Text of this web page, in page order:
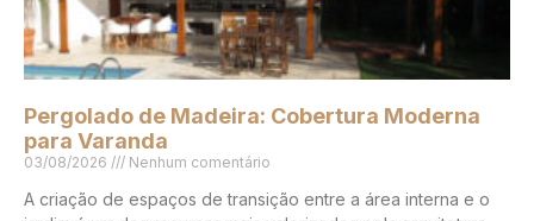
Pergolado de Madeira: Cobertura Moderna
para Varanda
03/08/2026 Nenhum comentário
A criação de espaços de transição entre a área interna e o